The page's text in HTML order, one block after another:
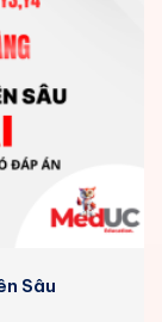
Sâu